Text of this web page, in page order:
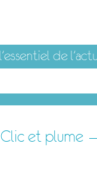
Clic et plume